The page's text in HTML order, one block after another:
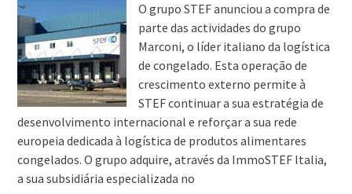
O grupo STEF anunciou a compra de
parte das actividades do grupo
Marconi, o líder italiano da logística
de congelado. Esta operação de
crescimento externo permite à
STEF continuar a sua estratégia de
desenvolvimento internacional e reforçar a sua rede
europeia dedicada à logística de produtos alimentares
congelados. O grupo adquire, através da ImmoSTEF Italia,
a sua subsidiária especializada no